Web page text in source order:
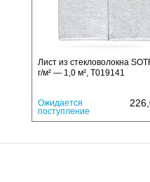
Лист из стекловолокна
г/м² — 1,0 м², T019141
Ожидается
поступление